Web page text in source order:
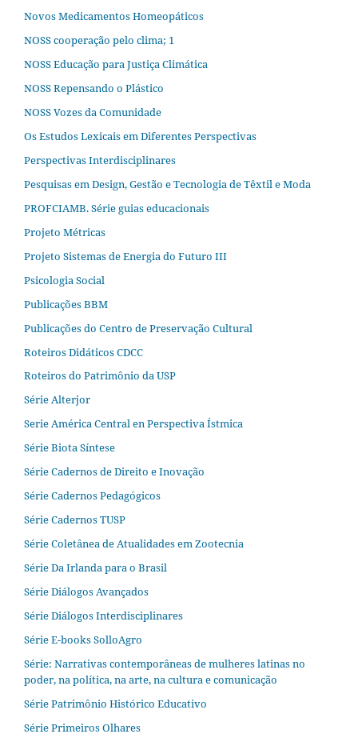
Novos Medicamentos Homeopáticos
NOSS cooperação pelo clima; 1
NOSS Educação para Justiça Climática
NOSS Repensando o Plástico
NOSS Vozes da Comunidade
Os Estudos Lexicais em Diferentes Perspectivas
Perspectivas Interdisciplinares
Pesquisas em Design, Gestão e Tecnologia de Têxtil e Moda
PROFCIAMB. Série guias educacionais
Projeto Métricas
Projeto Sistemas de Energia do Futuro III
Psicologia Social
Publicações BBM
Publicações do Centro de Preservação Cultural
Roteiros Didáticos CDCC
Roteiros do Patrimônio da USP
Série Alterjor
Serie América Central en Perspectiva Ístmica
Série Biota Síntese
Série Cadernos de Direito e Inovação
Série Cadernos Pedagógicos
Série Cadernos TUSP
Série Coletânea de Atualidades em Zootecnia
Série Da Irlanda para o Brasil
Série Diálogos Avançados
Série Diálogos Interdisciplinares
Série E-books SolloAgro
Série: Narrativas contemporâneas de mulheres latinas no
poder, na política, na arte, na cultura e comunicação
Série Patrimônio Histórico Educativo
Série Primeiros Olhares